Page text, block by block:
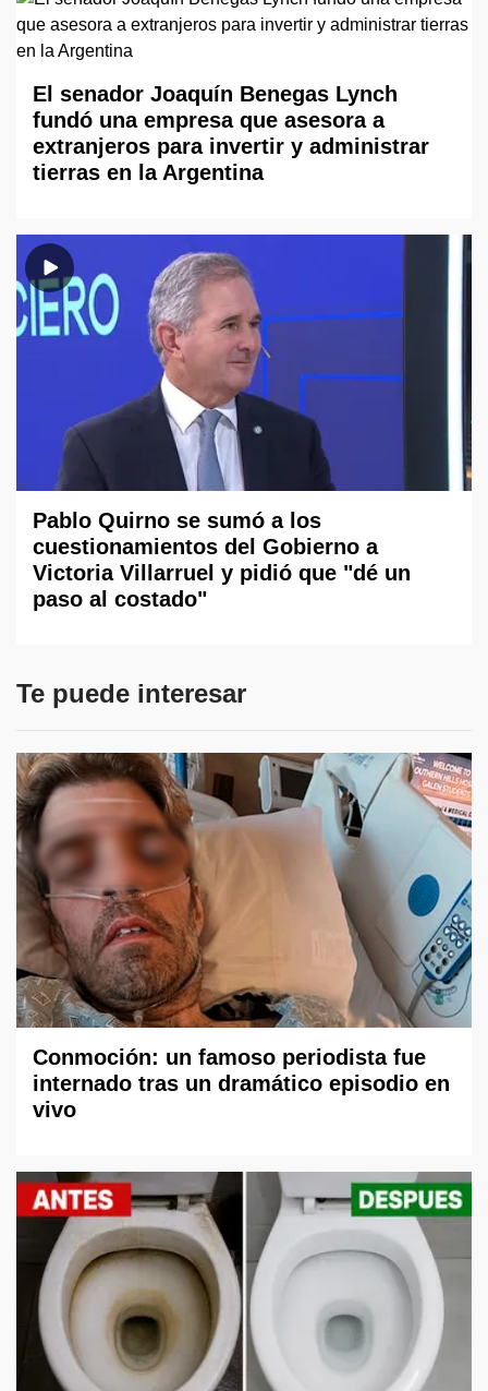
El senador Joaquín Benegas Lynch
fundó una empresa que asesora a
extranjeros para invertir y administrar
tierras en la Argentina
Pablo Quirno se sumó a los
cuestionamientos del Gobierno a
Victoria Villarruel y pidió que "dé un
paso al costado"
Te puede interesar
Conmoción: un famoso periodista fue
internado tras un dramático episodio en
vivo